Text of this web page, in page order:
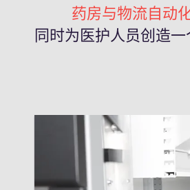
药房与物流自动
同时为医护人员创造